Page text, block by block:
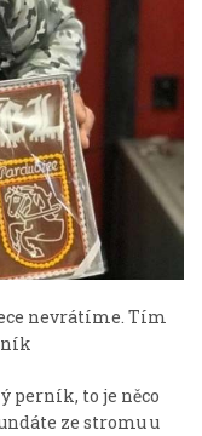
nevrátíme. Tím
perník, to je něco
ze stromu u